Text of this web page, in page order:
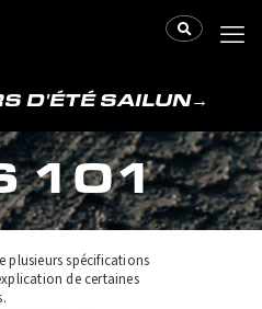
D'ÉTÉ SAILUN→
101
plusieurs spécifications
de certaines